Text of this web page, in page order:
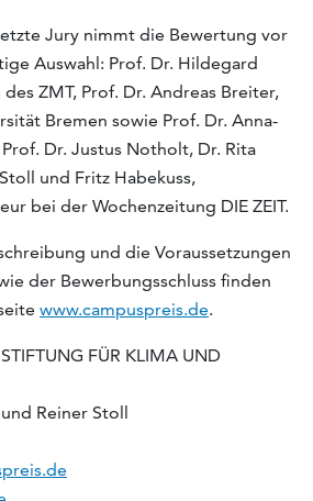
Jury nimmt die Bewertung vor
Auswahl: Prof. Dr. Hildegard
ZMT, Prof. Dr. Andreas Breiter,
Bremen sowie Prof. Dr. Anna-
Dr. Justus Notholt, Dr. Rita
und Fritz Habekuss,
bei der Wochenzeitung DIE ZEIT.
und die Voraussetzungen
der Bewerbungsschluss finden
www.campuspreis.de.
FÜR KLIMA UND
Reiner Stoll